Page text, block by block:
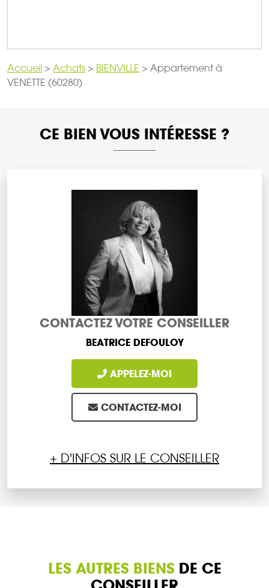
Accueil > Achats > BIENVILLE > Appartement à
VENETTE (60280)
CE BIEN VOUS INTÉRESSE ?
CONTACTEZ VOTRE CONSEILLER
BEATRICE DEFOULOY
APPELEZ-MOI
CONTACTEZ-MOI
+ D'INFOS SUR LE CONSEILLER
LES AUTRES BIENSDE CE